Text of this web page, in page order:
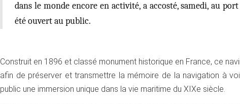
dans le monde encore en activité, a accosté, samedi, au
été ouvert au public.
Construit en 1896 et classé monument historique en France, ce
afin de préserver et transmettre la mémoire de la navigation à
public une immersion unique dans la vie maritime du XIXe siècle.